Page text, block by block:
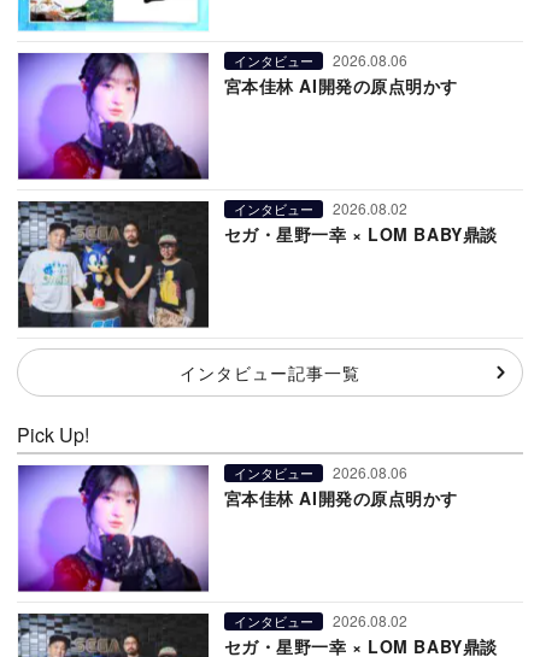
インタビュー 2026.08.06
宮本佳林 AI開発の原点明かす
インタビュー 2026.08.02
セガ・星野一幸 × LOM BABY鼎談
インタビュー記事一覧
Pick Up!
インタビュー 2026.08.06
宮本佳林 AI開発の原点明かす
インタビュー 2026.08.02
セガ・星野一幸 × LOM BABY鼎談